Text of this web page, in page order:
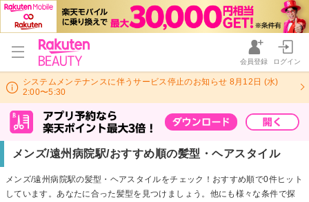
会員登録 ログイン
システムメンテナンスに伴うサービス停止のお知らせ 8月12日 (水)
2:00〜5:30
メンズ/遠州病院駅/おすすめ順の髪型・ヘアスタイル
メンズ/遠州病院駅の髪型・ヘアスタイルをチェック！おすすめ順で0件ヒット
しています。あなたに合った髪型を見つけましょう。他にも様々な条件で探